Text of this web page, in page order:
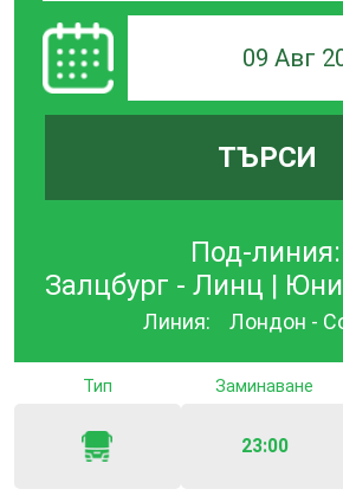
09 Авг
ТЪРСИ
Под-линия:
Залцбург - Линц |
Линия: Лондон -
Тип Заминаване
23:00